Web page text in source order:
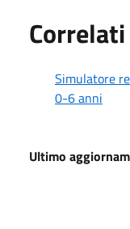
Correlati
Simulatore
0-6 anni
Ultimo